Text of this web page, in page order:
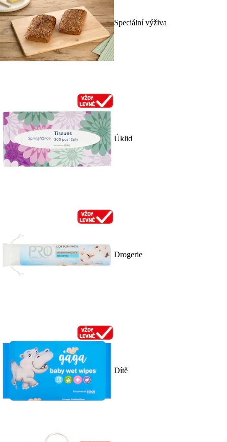
Speciální výživa
Úklid
Drogerie
Dítě